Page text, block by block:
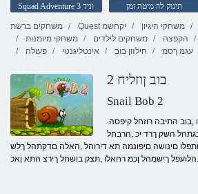
Squad Adventure 3 וניד תינוק לוז מיטה זמן
משחקים ברשת
Quest יקחשמ משחקי היגיון
משחקי מיומנות
משחקים לילדים הקפצה
פעולה
אינטליגנטי חילזון בוב עגמ ךסמ
2 בוב ןוזליח
Snail Bob 2
.בוש ליחתי אוהש ןמזה עיגהו ,בוב התיבה רוזחל קיפסה
השק ךרד יכ ,הרבחל
םינושה םיפונמה תא דירוהל ,האלה םדקתהל ךלש
ךישמהל ןכמ רחאלו ,תצק בושחל ךירצ התא ןאכ